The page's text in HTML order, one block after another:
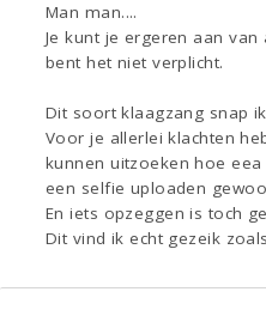
Man man....
Je kunt je ergeren aan
bent het niet verplicht.
Dit soort klaagzang snap
Voor je allerlei klachten
kunnen uitzoeken hoe
een selfie uploaden
En iets opzeggen is toch
Dit vind ik echt gezeik